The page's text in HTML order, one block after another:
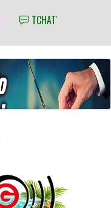
TCHAT'